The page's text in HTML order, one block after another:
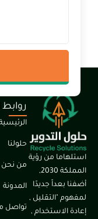
من رؤية
المملكة 2030,
جديدّا
"التقليل ,
,
روابط الموقع
الرئيسية
حلولنا
من نحن
المدونة
تواصل معنا